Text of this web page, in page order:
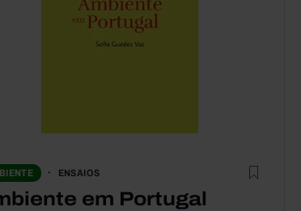
ENSAIOS
em Portugal